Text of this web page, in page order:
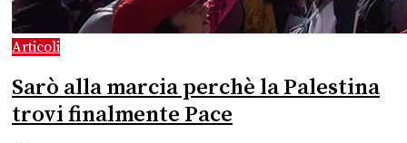
Articoli
Sarò alla marcia perchè la Palestina
trovi finalmente Pace